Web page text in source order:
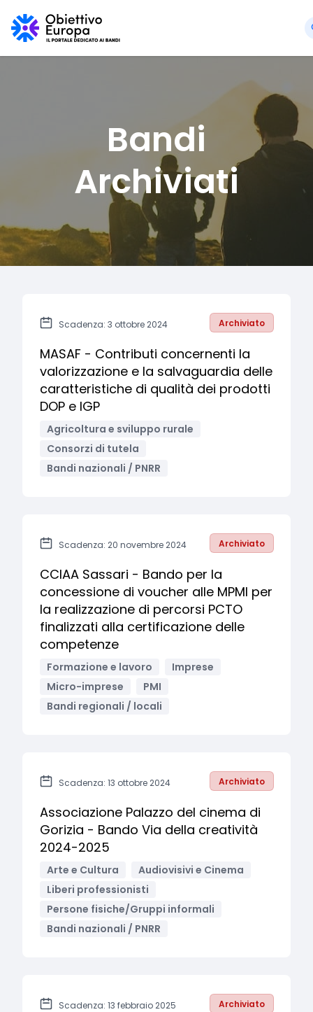
Bandi
Archiviati
Scadenza: 3 ottobre 2024 Archiviato
MASAF - Contributi concernenti la
valorizzazione e la salvaguardia delle
caratteristiche di qualità dei prodotti
DOP e IGP
Agricoltura e sviluppo rurale
Consorzi di tutela
Bandi nazionali / PNRR
Scadenza: 20 novembre 2024 Archiviato
CCIAA Sassari - Bando per la
concessione di voucher alle MPMI per
la realizzazione di percorsi PCTO
finalizzati alla certificazione delle
competenze
Formazione e lavoro
Imprese
Micro-imprese
PMI
Bandi regionali / locali
Scadenza: 13 ottobre 2024 Archiviato
Associazione Palazzo del cinema di
Gorizia - Bando Via della creatività
2024-2025
Arte e Cultura
Audiovisivi e Cinema
Liberi professionisti
Persone fisiche/Gruppi informali
Bandi nazionali / PNRR
Scadenza: 13 febbraio 2025 Archiviato